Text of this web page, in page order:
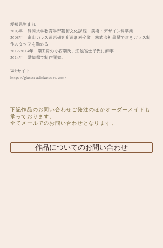
愛知県生まれ
2003年 静岡大学教育学部芸術文化課程 美術・デザイン科卒業
2008年 富山ガラス造形研究所造形科卒業 株式会社黒壁で吹きガラス制
作スタッフを勤める
2012-2014年 潮工房の小西潮氏、江波冨士子氏に師事
2014年 愛知県で制作開始。
Webサイト
https://glassstudiokatsura.com/
下記作品のお問い合わせご発注のほかオーダーメイドも
承っております。
全てメールでのお問い合わせとなります。
作品についてのお問い合わせ